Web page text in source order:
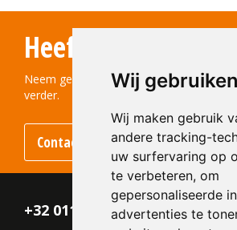
Wij
Wij maken gebruik
andere tracking-
uw surfervaring op
te verbeteren, om
gepersonaliseerde
advertenties te
Heeft u vragen?
Neem gerust contact met ons op! We
verder.
Contact opnemen
+32 011 - 870 938